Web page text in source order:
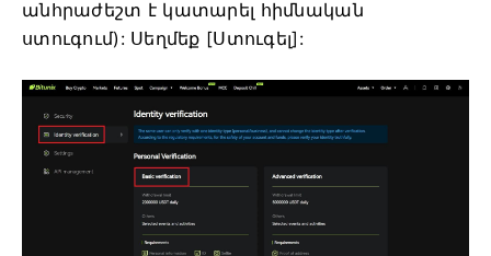
անհրաժեշտ է կատարել հիմնական
ստուգում): Սեղմեք [Ստուգել]: